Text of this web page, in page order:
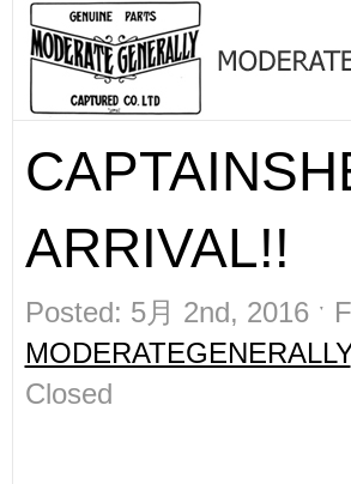
ARRIVAL!!
Posted: 5月 2nd, 2016 ˑ
MODERATEGENERALLY
Closed